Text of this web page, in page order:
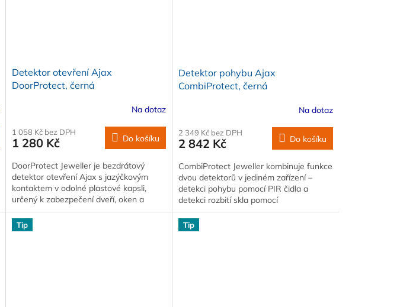
Detektor otevření Ajax
DoorProtect, černá
Na dotaz
1 058 Kč bez DPH
1 280 Kč Do košíku
DoorProtect Jeweller je bezdrátový
detektor otevření Ajax s jazýčkovým
kontaktem v odolné plastové kapsli,
určený k zabezpečení dveří, oken a
střešních…
Detektor pohybu Ajax
CombiProtect, černá
Na dotaz
2 349 Kč bez DPH
2 842 Kč Do košíku
CombiProtect Jeweller kombinuje funkce
dvou detektorů v jediném zařízení –
detekci pohybu pomocí PIR čidla a
detekci rozbití skla pomocí
elektretového…
Tip Tip